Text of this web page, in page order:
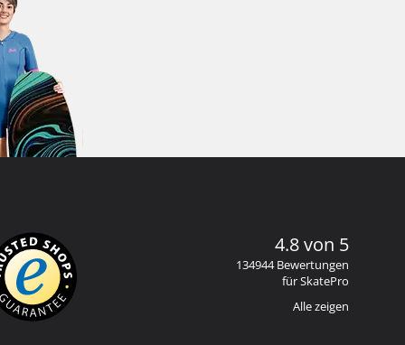
4.8 von 5
134944 Bewertungen
für SkatePro
Alle zeigen